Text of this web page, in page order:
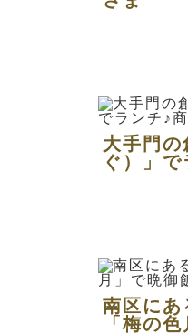
大手門
ぐ）」で
南区にあ
「梅の